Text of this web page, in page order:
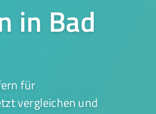
in Bad
für
vergleichen und